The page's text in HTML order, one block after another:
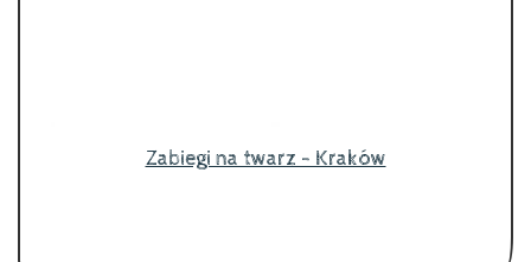
Zabiegi na twarz - Kraków